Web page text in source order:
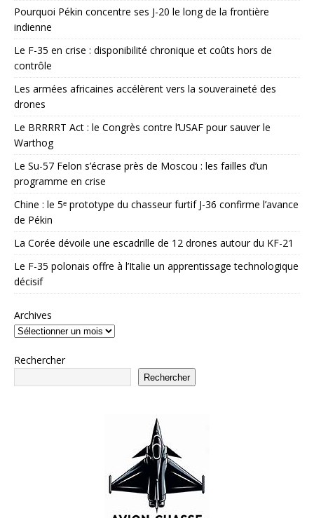
Pourquoi Pékin concentre ses J-20 le long de la frontière
indienne
Le F-35 en crise : disponibilité chronique et coûts hors de
contrôle
Les armées africaines accélèrent vers la souveraineté des
drones
Le BRRRRT Act : le Congrès contre l’USAF pour sauver le
Warthog
Le Su-57 Felon s’écrase près de Moscou : les failles d’un
programme en crise
Chine : le 5ᵉ prototype du chasseur furtif J-36 confirme l’avance
de Pékin
La Corée dévoile une escadrille de 12 drones autour du KF-21
Le F-35 polonais offre à l’Italie un apprentissage technologique
décisif
Archives
Rechercher
Rechercher